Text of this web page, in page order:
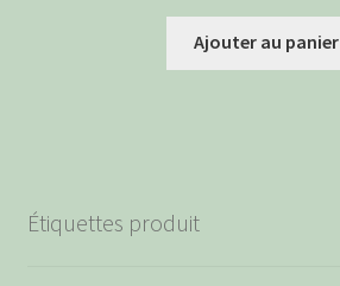
Ajouter au panier
Étiquettes produit